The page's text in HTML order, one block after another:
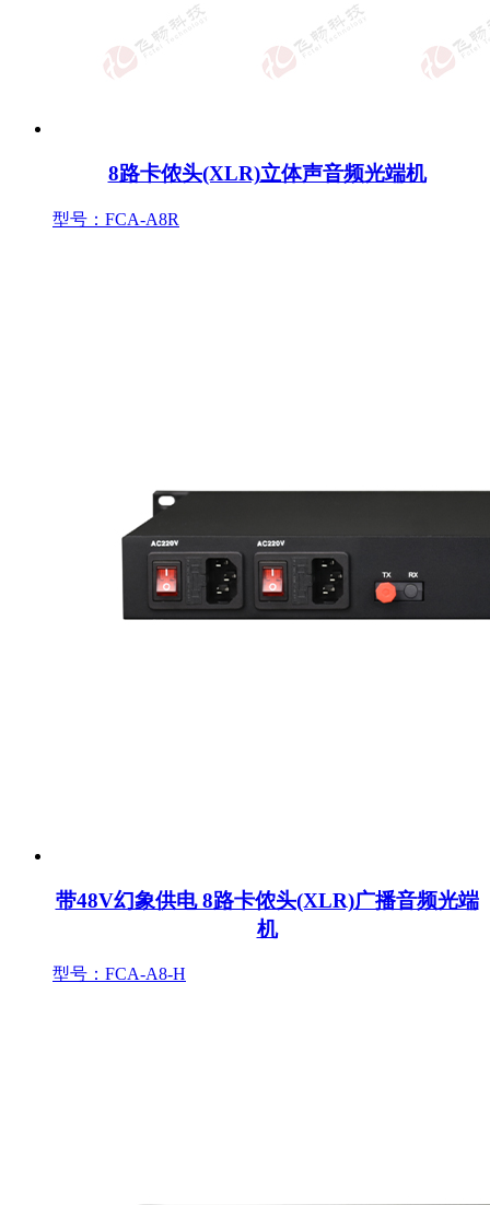
8路卡侬头(XLR)立体声音频光端机
型号：FCA-A8R
带48V幻象供电 8路卡侬头(XLR)广播音频光端
机
型号：FCA-A8-H